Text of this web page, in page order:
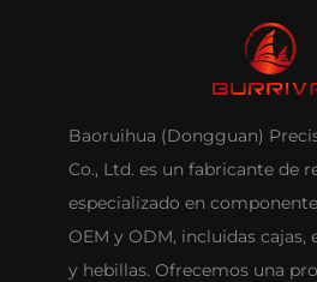
Baoruihua (Dongguan)
Co., Ltd. es un fabricante de
especializado en
OEM y ODM, incluidas cajas,
y hebillas. Ofrecemos una